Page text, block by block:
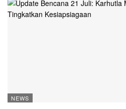
NEWS